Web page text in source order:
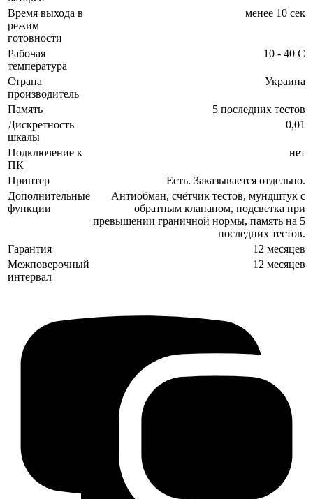
Время выхода в
режим
готовности
менее 10 сек
Рабочая
температура
10 - 40 С
Страна
производитель
Украина
Память
5 последних тестов
Дискретность
шкалы
0,01
Подключение к
ПК
нет
Принтер
Есть. Заказывается отдельно.
Дополнительные
функции
Антиобман, счётчик тестов, мундштук с
обратным клапаном, подсветка при
превышении граничной нормы, память на 5
последних тестов.
Гарантия
12 месяцев
Межповерочный
интервал
12 месяцев